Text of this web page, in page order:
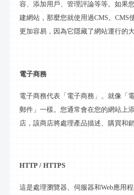
容、添加用戶、管理評論等等。如果
建網站，那麼您就使用過CMS。CMS
更加容易，因為它隱藏了網站運行的
電子商務
電子商務代表「電子商務」。就像「
郵件」一樣。您通常會在您的網站上
店，該商店將處理產品描述、購買和
HTTP / HTTPS
這是處理瀏覽器、伺服器和Web應用